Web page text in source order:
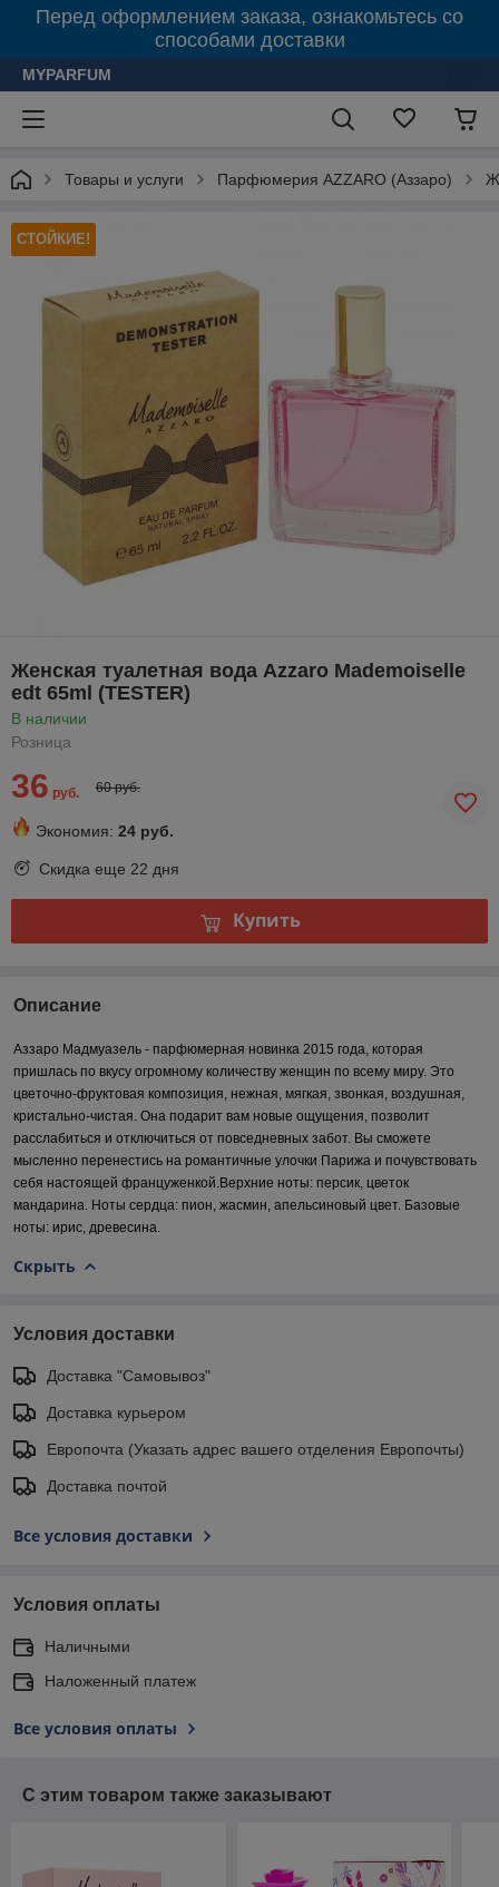
Перед оформлением заказа, ознакомьтесь со
способами доставки
MYPARFUM
Товары и услуги Парфюмерия AZZARO (Аззаро)
СТОЙКИЕ!
Женская туалетная вода Azzaro Mademoiselle
edt 65ml (TESTER)
В наличии
Розница
36 руб. 60 руб.
Экономия: 24 руб.
Скидка еще 22 дня
Купить
Описание
Аззаро Мадмуазель - парфюмерная новинка 2015 года, которая
пришлась по вкусу огромному количеству женщин по всему миру. Это
цветочно-фруктовая композиция, нежная, мягкая, звонкая, воздушная,
кристально-чистая. Она подарит вам новые ощущения, позволит
расслабиться и отключиться от повседневных забот. Вы сможете
мысленно перенестись на романтичные улочки Парижа и почувствовать
себя настоящей француженкой.Верхние ноты: персик, цветок
мандарина. Ноты сердца: пион, жасмин, апельсиновый цвет. Базовые
ноты: ирис, древесина.
Скрыть
Условия доставки
Доставка "Самовывоз"
Доставка курьером
Европочта (Указать адрес вашего отделения Европочты)
Доставка почтой
Все условия доставки
Условия оплаты
Наличными
Наложенный платеж
Все условия оплаты
С этим товаром также заказывают